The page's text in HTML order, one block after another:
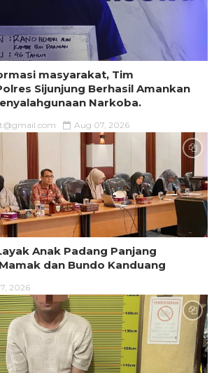
masyarakat, Tim
Sijunjung Berhasil Amankan
Narkoba.
Aug 07, 2026
Anak Padang Panjang
dan Bundo Kanduang
2026